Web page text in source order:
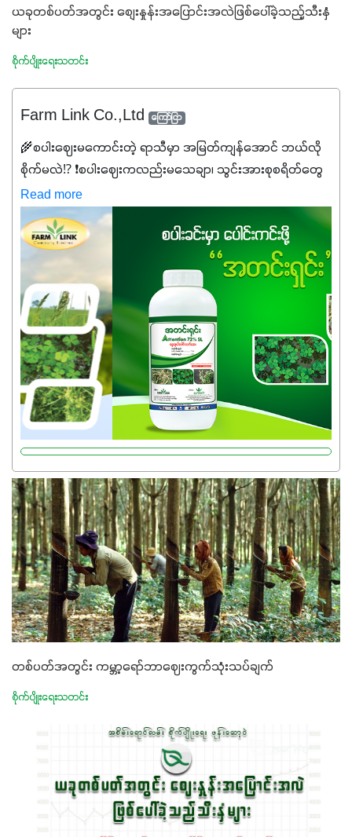
ယခုတစ်ပတ်အတွင်း စျေးနှုန်းအပြောင်းအလဲဖြစ်ပေါ်ခဲ့သည့်သီးနှံ
များ
စိုက်ပျိုးရေးသတင်း
Farm Link Co.,Ltd ကြော်ငြာ
🌾စပါးဈေးမကောင်းတဲ့ ရာသီမှာ အမြတ်ကျန်အောင် ဘယ်လို
စိုက်မလဲ⁉️ ❗စပါးဈေးကလည်းမသေချာ၊ သွင်းအားစုစရိတ်တွေ
ကလည်း တက်နေတဲ့ဒီလိုအချိန်မှာ သွင်းအားစုဖိုးကို လျှော့ချပြီး
အထွက်နှုန်းကို ထိန်းထားနိုင်မှ ဦးကြီးတို့ အဆင်ပြေမှာနော် ✔️ဒါ
ကြောင့် ကိုယ်သုံးသမျှ ကိုယ့်အတွက်အကျိုးရစေမယ့်
အရည်အသွေးစိတ်ချရတဲ့ သွင်းအားစုပစ္စည်းတွေကိုပဲ ရွေးချယ်
သုံးသင့်ပါတယ်။
Read more
တစ်ပတ်အတွင်း ကမ္ဘာ့ရော်ဘာဈေးကွက်သုံးသပ်ချက်
စိုက်ပျိုးရေးသတင်း